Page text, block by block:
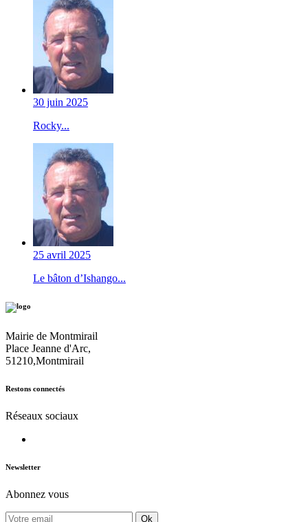
30 juin 2025
Rocky...
25 avril 2025
Le bâton d’Ishango...
Mairie de Montmirail
Place Jeanne d'Arc,
51210,Montmirail
Restons connectés
Réseaux sociaux
Newsletter
Abonnez vous
Ok